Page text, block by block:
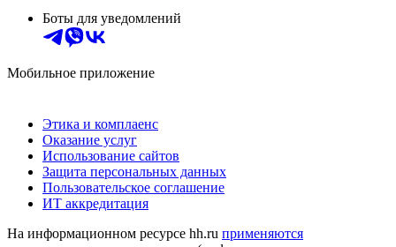
Боты для уведомлений
Мобильное приложение
Этика и комплаенс
Оказание услуг
Использование сайтов
Защита персональных данных
Пользовательское соглашение
ИТ аккредитация
На информационном ресурсе hh.ru применяются